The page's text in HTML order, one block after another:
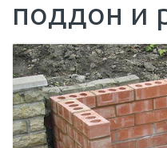
поддон и